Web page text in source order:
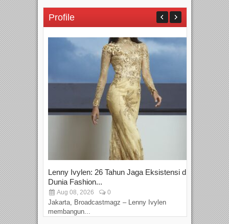
Profile
Lenny Ivylen: 26 Tahun Jaga Eksistensi di
Dunia Fashion...
Aug 08, 2026 0
Jakarta, Broadcastmagz – Lenny Ivylen
membangun...